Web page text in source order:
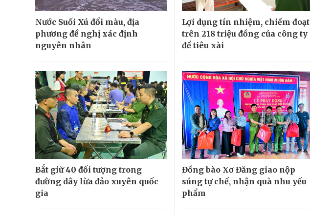
Nước Suối Xú đổi màu, địa
phương đề nghị xác định
nguyên nhân
Lợi dụng tín nhiệm, chiếm đoạt
trên 218 triệu đồng của công ty
để tiêu xài
Bắt giữ 40 đối tượng trong
đường dây lừa đảo xuyên quốc
gia
Đồng bào Xơ Đăng giao nộp
súng tự chế, nhận quà nhu yếu
phẩm